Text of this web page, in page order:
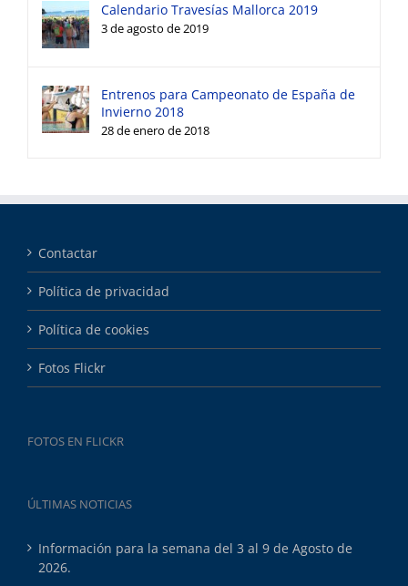
Calendario Travesías Mallorca 2019
3 de agosto de 2019
Entrenos para Campeonato de España de
Invierno 2018
28 de enero de 2018
Contactar
Política de privacidad
Política de cookies
Fotos Flickr
FOTOS EN FLICKR
ÚLTIMAS NOTICIAS
Información para la semana del 3 al 9 de Agosto de
2026.